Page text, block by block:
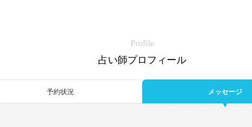
Profile
占い師プロフィール
予約状況 メッセージ